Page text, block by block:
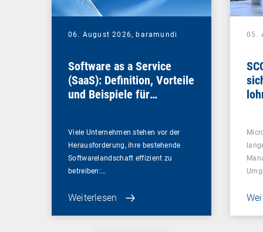
06. August 2026, baramundi
Software as a Service
(SaaS): Definition, Vorteile
und Beispiele für
Viele Unternehmen stehen vor der
Herausforderung, ihre bestehende
Softwarelandschaft effizient zu
betreiben:…
Weiterlesen
05.